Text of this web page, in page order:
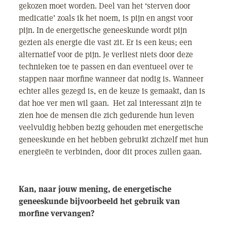
gekozen moet worden. Deel van het ‘sterven door
medicatie’ zoals ik het noem, is pijn en angst voor
pijn. In de energetische geneeskunde wordt pijn
gezien als energie die vast zit. Er is een keus; een
alternatief voor de pijn. Je verliest niets door deze
technieken toe te passen en dan eventueel over te
stappen naar morfine wanneer dat nodig is. Wanneer
echter alles gezegd is, en de keuze is gemaakt, dan is
dat hoe ver men wil gaan. Het zal interessant zijn te
zien hoe de mensen die zich gedurende hun leven
veelvuldig hebben bezig gehouden met energetische
geneeskunde en het hebben gebruikt zichzelf met hun
energieën te verbinden, door dit proces zullen gaan.
Kan, naar jouw mening, de energetische
geneeskunde bijvoorbeeld het gebruik van
morfine vervangen?